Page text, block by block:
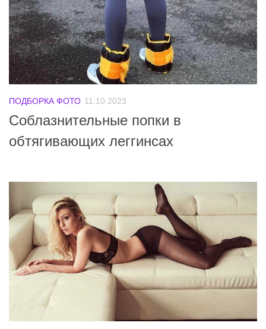
ПОДБОРКА ФОТО 11.10.2023
Соблазнительные попки в
обтягивающих леггинсах